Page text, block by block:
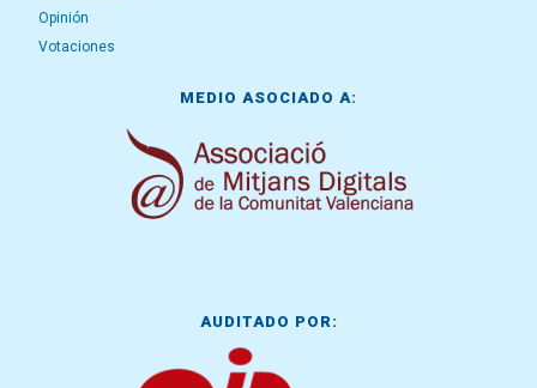
Opinión
Votaciones
MEDIO ASOCIADO A:
AUDITADO POR: